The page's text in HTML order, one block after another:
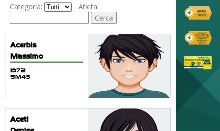
Categoria: Atleta:
Acerbis
Massimo
1972
SM45
Aceti